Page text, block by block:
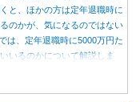
と、ほかの方は定年退職時に
のかが、気になるのではない
は、定年退職時に5000万円た
いるのかについて解説しま